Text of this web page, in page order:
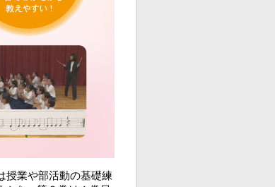
授業や部活動の基礎練